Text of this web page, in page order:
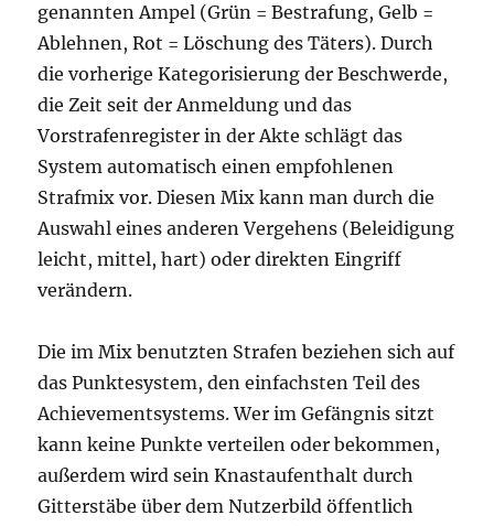
genannten Ampel (Grün = Bestrafung, Gelb =
Ablehnen, Rot = Löschung des Täters). Durch
die vorherige Kategorisierung der Beschwerde,
die Zeit seit der Anmeldung und das
Vorstrafenregister in der Akte schlägt das
System automatisch einen empfohlenen
Strafmix vor. Diesen Mix kann man durch die
Auswahl eines anderen Vergehens (Beleidigung
leicht, mittel, hart) oder direkten Eingriff
verändern.
Die im Mix benutzten Strafen beziehen sich auf
das Punktesystem, den einfachsten Teil des
Achievementsystems. Wer im Gefängnis sitzt
kann keine Punkte verteilen oder bekommen,
außerdem wird sein Knastaufenthalt durch
Gitterstäbe über dem Nutzerbild öffentlich